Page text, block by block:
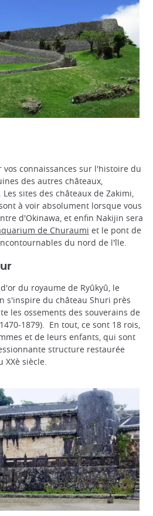
connaissances sur l'histoire du
des autres châteaux,
sites des châteaux de Zakimi,
à voir absolument lorsque vous
d'Okinawa, et enfin Nakijin sera
de Churaumi et le pont de
du nord de l'île.
du royaume de Ryûkyû, le
s'inspire du château Shuri près
les ossements des souverains de
1879). En tout, ce sont 18 rois,
et de leurs enfants, qui sont
structure restaurée
XXè siècle.